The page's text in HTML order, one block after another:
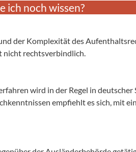
ich noch wissen?
der Komplexität des
nicht rechtsverbindlich.
wird in der Regel in
empfiehlt es sich, mit